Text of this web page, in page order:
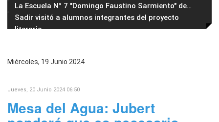
La Escuela N° 7 "Domingo Faustino Sarmiento" de…
Sadir visitó a alumnos integrantes del proyecto
literario…
Miércoles, 19 Junio 2024
Jueves, 20 Junio 2024 06:50
Mesa del Agua: Jubert